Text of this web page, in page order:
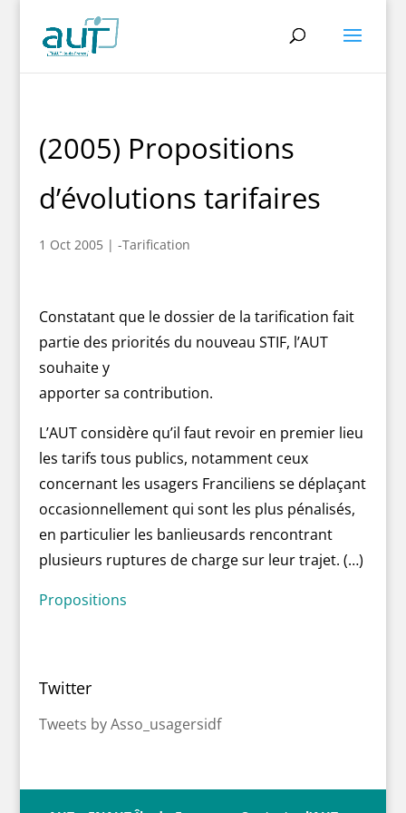
(2005) Propositions
d’évolutions tarifaires
1 Oct 2005| -Tarification
Constatant que le dossier de la tarification fait
partie des priorités du nouveau STIF, l’AUT
souhaite y
apporter sa contribution.
L’AUT considère qu’il faut revoir en premier lieu
les tarifs tous publics, notamment ceux
concernant les usagers Franciliens se déplaçant
occasionnellement qui sont les plus pénalisés,
en particulier les banlieusards rencontrant
plusieurs ruptures de charge sur leur trajet. (…)
Propositions
Twitter
Tweets by Asso_usagersidf